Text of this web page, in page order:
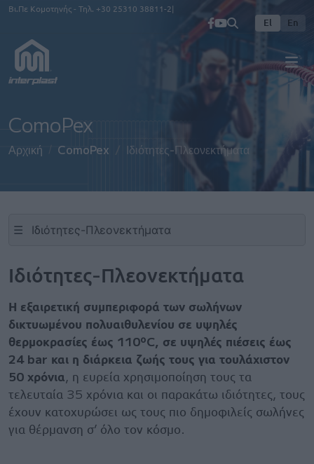
Παράκαμψη προς το κυρίως περιεχόμενο
Βι.Πε Κομοτηνής - Τηλ. +30 25310 38811-2
El En
ComoPex
Αρχική ComoPex Ιδιότητες-Πλεονεκτήματα
☰
Ιδιότητες-Πλεονεκτήματα
Η εξαιρετική συμπεριφορά των σωλήνων
δικτυωμένου πολυαιθυλενίου σε υψηλές
θερμοκρασίες έως 110ºC, σε υψηλές πιέσεις έως
24 bar και η διάρκεια ζωής τους για τουλάχιστον
50 χρόνια, η ευρεία χρησιμοποίηση τους τα
τελευταία 35 χρόνια και οι παρακάτω ιδιότητες, τους
έχουν κατοχυρώσει ως τους πιο δημοφιλείς σωλήνες
για θέρμανση σ’ όλο τον κόσμο.